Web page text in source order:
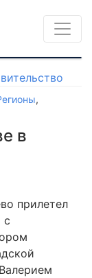
,
в
прилетел
с